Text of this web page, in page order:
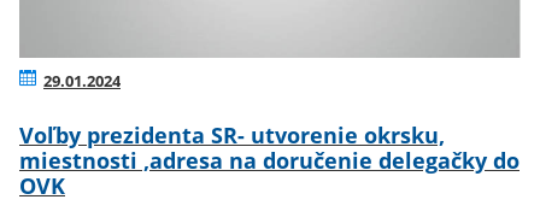
29.01.2024
Voľby prezidenta SR- utvorenie okrsku,
miestnosti ,adresa na doručenie delegačky do
OVK